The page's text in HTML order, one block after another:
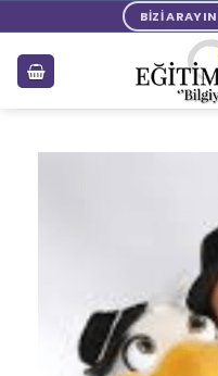
BİZİ ARAYIN